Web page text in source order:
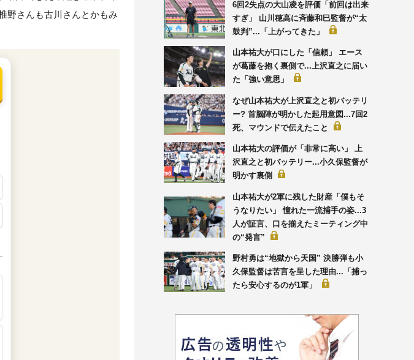
野さんも古川さんとかもみ
6回2失点の大山凌を評価「前回は出来
すぎ」 山川穂高に斉藤和巳監督が“太
鼓判”...「上がってきた」
山本祐大が口にした「信頼」 エース
が葛藤を抱く裏側で...上沢直之に届い
た「強い意思」
なぜ山本祐大が上沢直之と初バッテリ
ー? 首脳陣が明かした起用意図...7回2
死、マウンドで伝えたこと
山本祐大の評価が「非常に高い」 上
沢直之と初バッテリー...小久保監督が
明かす裏側
山本祐大が2軍に残した財産「僕もそ
うなりたい」 憧れた一流捕手の姿...3
人が証言、口を揃えたミーティング中
の“発言”
野村勇は“地獄から天国” 決勝弾も小
久保監督は苦言を呈した理由...「捕っ
たら安心するのが1軍」